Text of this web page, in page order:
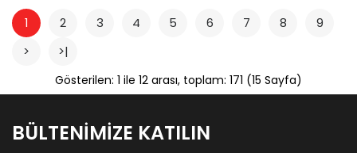
1 2 3 4 5 6 7 8
9
>
>|
Gösterilen: 1 ile 12 arası, toplam: 171 (15 Sayfa)
BÜLTENIMIZE KATILIN